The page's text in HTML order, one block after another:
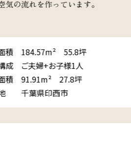
っています。
設定のほかに、
・バスルームへの動線を一直線に配
います。
55.8坪
+お子様1人
27.8坪
西市